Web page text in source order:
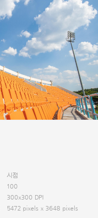
시점
100
300x300 DPI
5472 pixels x 3648 pixels